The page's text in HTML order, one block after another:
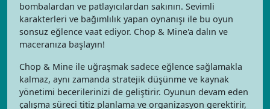
bombalardan ve patlayıcılardan sakının. Sevimli
karakterleri ve bağımlılık yapan oynanışı ile bu oyun
sonsuz eğlence vaat ediyor. Chop & Mine'a dalın ve
maceranıza başlayın!
Chop & Mine ile uğraşmak sadece eğlence sağlamakla
kalmaz, aynı zamanda stratejik düşünme ve kaynak
yönetimi becerilerinizi de geliştirir. Oyunun devam eden
çalışma süreci titiz planlama ve organizasyon gerektirir,